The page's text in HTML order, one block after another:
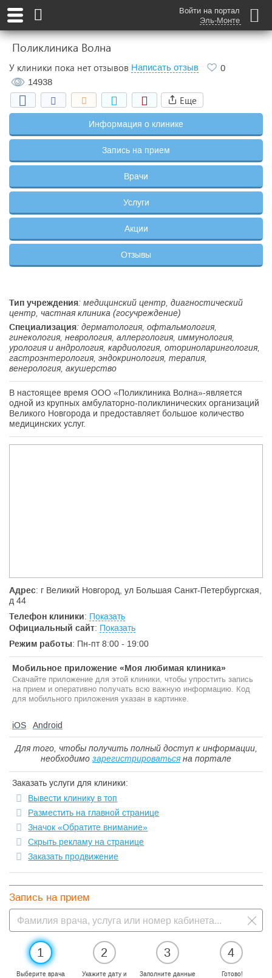
Войти на портал
Эль-Монте
Поликлиника Волна
У клиники пока нет отзывов Написать отзыв
0
14938
Еще
Информация о клинике
Запись на прием
Врачи
Услуги
Акции
Отзывы
Тип учреждения: медицинский центр, диагностический
центр, частная клиника (госучреждение)
Специализация: дерматология, офтальмология,
гинекология, неврология, аллергология, иммунология,
урология и андрология, кардиология, оториноларингология,
гастроэнтерология, эндокринология, терапия,
венерология, акушерство
В настоящее время ООО «Поликлиника Волна»-является
одной из крупных амбулаторно-поликлинических организаций
Великого Новгорода и предоставляет большое количество
медицинских услуг.
Адрес: г Великий Новгород, ул Большая Санкт-Петербургская,
д 44
Телефон клиники: Показать
Официальный сайт: Показать
Режим работы: Пн-пт 8:00 - 19:00
Мобильное приложение «Моя любимая клиника»
Скачайте приложение для этой клиники, чтобы упростить запись
на прием и оперативно получать всю важную информацию. Код
для мобильного приложения указан в картинке.
iOS Android
Для того, чтобы получить полный доступ к информации,
необходимо зарегистрироватьсяна портале
Заказать услуги для клиники:
Вывести клинику в топ
Разместить на главной странице
Значок «Обратите внимание»
Скрыть рекламу на странице
Заказать продвижение
Запись на прием
1
Выберите врача
2
Укажите дату и
3
Заполните данные
4
Готово!